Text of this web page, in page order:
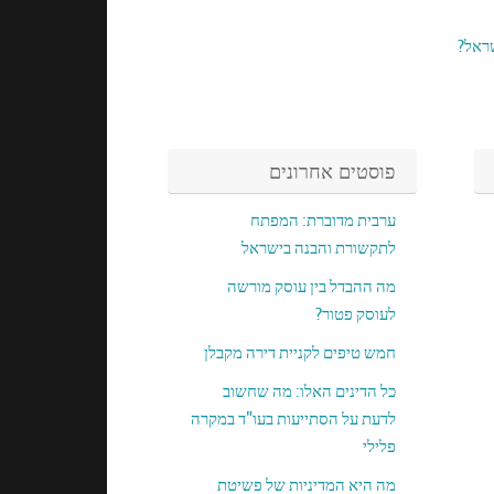
פוסטים אחרונים
ערבית מדוברת: המפתח
לתקשורת והבנה בישראל
מה ההבדל בין עוסק מורשה
לעוסק פטור?
חמש טיפים לקניית דירה מקבלן
כל הדינים האלו: מה שחשוב
לדעת על הסתייעות בעו"ד במקרה
פלילי
מה היא המדיניות של פשיטת